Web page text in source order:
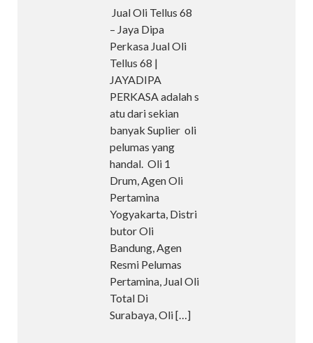
Jual Oli Tellus 68
– Jaya Dipa
Perkasa Jual Oli
Tellus 68 |
JAYADIPA
PERKASA adalah s
atu dari sekian
banyak Suplier oli
pelumas yang
handal. Oli 1
Drum, Agen Oli
Pertamina
Yogyakarta, Distri
butor Oli
Bandung, Agen
Resmi Pelumas
Pertamina, Jual Oli
Total Di
Surabaya, Oli[…]